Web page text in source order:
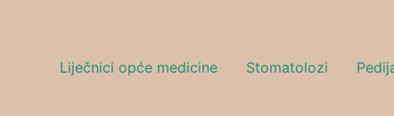
Liječnici opće medicine Stomatolozi